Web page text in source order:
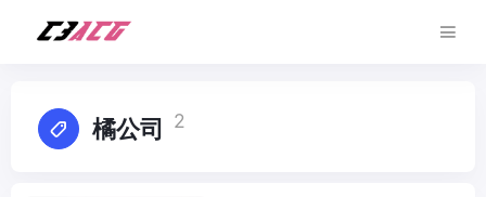
橘公司 2